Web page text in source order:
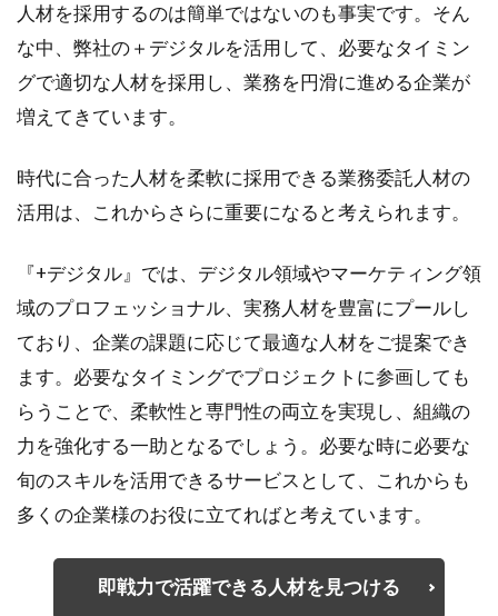
人材を採用するのは簡単ではないのも事実です。そん
な中、弊社の＋デジタルを活用して、必要なタイミン
グで適切な人材を採用し、業務を円滑に進める企業が
増えてきています。
時代に合った人材を柔軟に採用できる業務委託人材の
活用は、これからさらに重要になると考えられます。
『+デジタル』では、デジタル領域やマーケティング領
域のプロフェッショナル、実務人材を豊富にプールし
ており、企業の課題に応じて最適な人材をご提案でき
ます。必要なタイミングでプロジェクトに参画しても
らうことで、柔軟性と専門性の両立を実現し、組織の
力を強化する一助となるでしょう。必要な時に必要な
旬のスキルを活用できるサービスとして、これからも
多くの企業様のお役に立てればと考えています。
即戦力で活躍できる人材を見つける